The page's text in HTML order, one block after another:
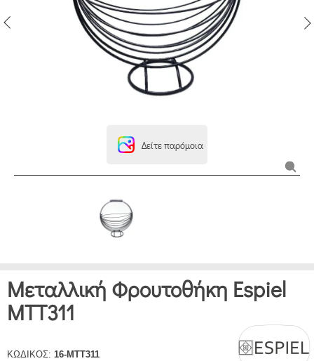
Δείτε παρόμοια
Μεταλλική Φρουτοθήκη Espiel
MTT311
ΚΩΔΙΚΟΣ: 16-MTT311